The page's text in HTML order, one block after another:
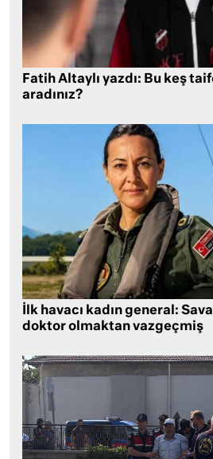
Fatih Altaylı yazdı: Bu keş
aradınız?
İlk havacı kadın general:
doktor olmaktan vazgeçmiş